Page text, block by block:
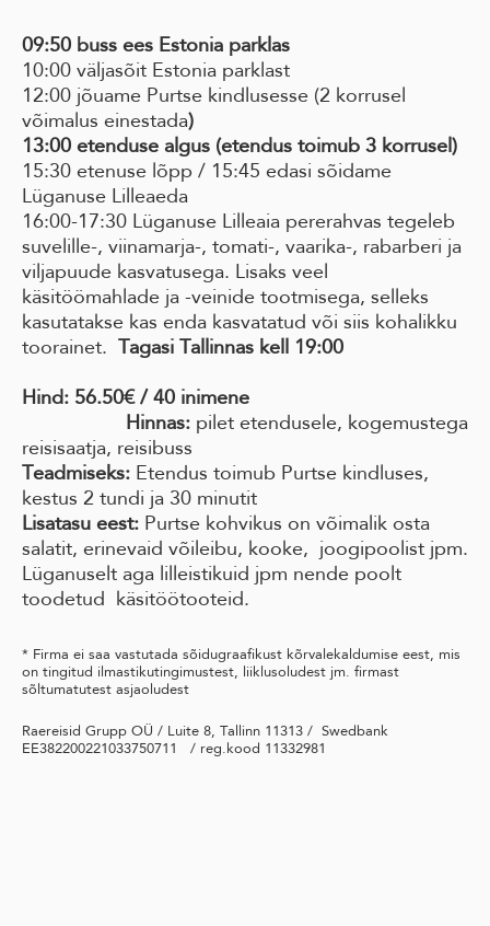
09:50 buss ees Estonia parklas
10:00 väljasõit Estonia parklast
12:00 jõuame Purtse kindlusesse (2 korrusel
võimalus einestada)
13:00 etenduse algus (etendus toimub 3 korrusel)
15:30 etenuse lõpp / 15:45 edasi sõidame
Lüganuse Lilleaeda
16:00-17:30 Lüganuse Lilleaia pererahvas tegeleb
suvelille-, viinamarja-, tomati-, vaarika-, rabarberi ja
viljapuude kasvatusega. Lisaks veel
käsitöömahlade ja -veinide tootmisega, selleks
kasutatakse kas enda kasvatatud või siis kohalikku
toorainet. Tagasi Tallinnas kell 19:00
Hind: 56.50€ / 40 inimene
Hinnas: pilet etendusele, kogemustega
reisisaatja, reisibuss
Teadmiseks: Etendus toimub Purtse kindluses,
kestus 2 tundi ja 30 minutit
Lisatasu eest: Purtse kohvikus on võimalik osta
salatit, erinevaid võileibu, kooke, joogipoolist jpm.
Lüganuselt aga lilleistikuid jpm nende poolt
toodetud käsitöötooteid.
* Firma ei saa vastutada sõidugraafikust kõrvalekaldumise eest, mis
on tingitud ilmastikutingimustest, liiklusoludest jm. firmast
sõltumatutest asjaoludest
Raereisid Grupp OÜ / Luite 8, Tallinn 11313 / Swedbank
EE382200221033750711 / reg.kood 11332981